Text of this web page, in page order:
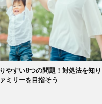
やすい8つの問題！対処法を知り
ミリーを目指そう